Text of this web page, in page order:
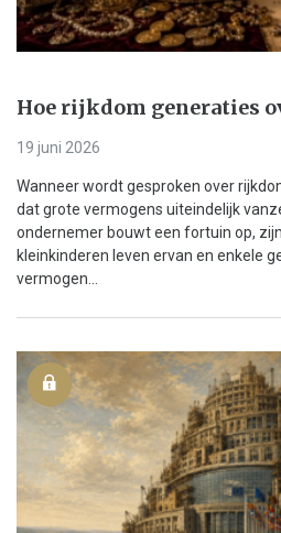
Hoe rijkdom generaties
19 juni 2026
Wanneer wordt gesproken over
dat grote vermogens uiteindelijk
ondernemer bouwt een fortuin op,
kleinkinderen leven ervan en enkele
vermogen...